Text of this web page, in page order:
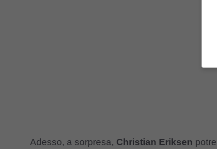
Adesso, a sorpresa, Christian Eriksen